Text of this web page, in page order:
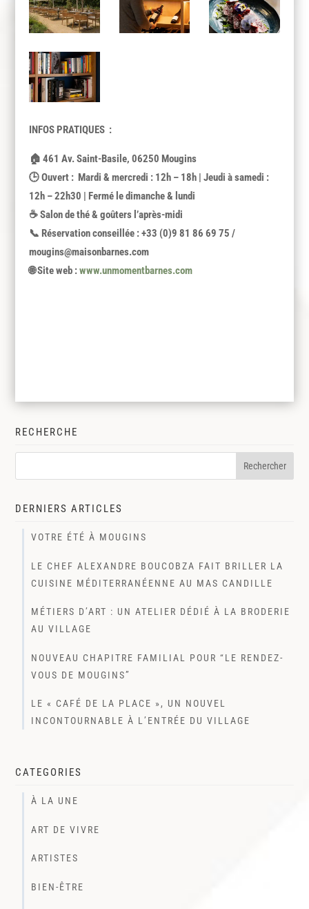
INFOS PRATIQUES :
🏠 461 Av. Saint-Basile, 06250 Mougins
🕒 Ouvert : Mardi & mercredi : 12h – 18h | Jeudi à samedi :
12h – 22h30 | Fermé le dimanche & lundi
☕ Salon de thé & goûters l’après-midi
📞 Réservation conseillée : +33 (0)9 81 86 69 75 /
mougins@maisonbarnes.com
🌐 Site web :www.unmomentbarnes.com
RECHERCHE
DERNIERS ARTICLES
VOTRE ÉTÉ À MOUGINS
LE CHEF ALEXANDRE BOUCOBZA FAIT BRILLER LA
CUISINE MÉDITERRANÉENNE AU MAS CANDILLE
MÉTIERS D’ART : UN ATELIER DÉDIÉ À LA BRODERIE
AU VILLAGE
NOUVEAU CHAPITRE FAMILIAL POUR “LE RENDEZ-
VOUS DE MOUGINS”
LE « CAFÉ DE LA PLACE », UN NOUVEL
INCONTOURNABLE À L’ENTRÉE DU VILLAGE
CATEGORIES
À LA UNE
ART DE VIVRE
ARTISTES
BIEN-ÊTRE